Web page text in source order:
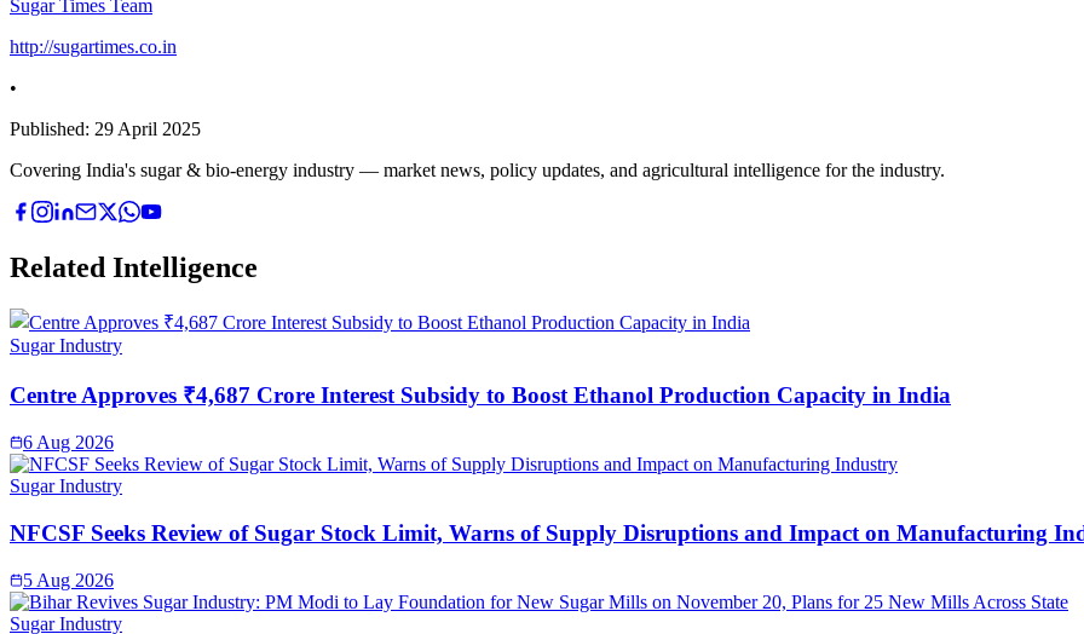
Sugar Times Team
http://sugartimes.co.in
•
Published: 29 April 2025
Covering India's sugar & bio-energy industry — market news, policy updates, and agricultural intelligence for the industry.
Related Intelligence
Sugar Industry
Centre Approves ₹4,687 Crore Interest Subsidy to Boost Ethanol Production Capacity in India
6 Aug 2026
Sugar Industry
NFCSF Seeks Review of Sugar Stock Limit, Warns of Supply Disruptions and Impact on Manufacturing
5 Aug 2026
Sugar Industry